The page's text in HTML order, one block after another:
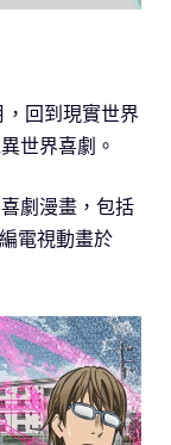
回到現實世界
世界喜劇。
劇漫畫，包括
電視動畫於